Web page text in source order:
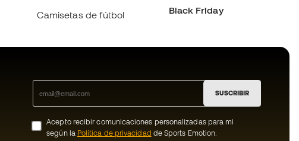
Camisetas de fútbol
Black Friday
SUSCRIBIR
Acepto recibir comunicaciones personalizadas para mi
según la Política de privacidad de Sports Emotion.